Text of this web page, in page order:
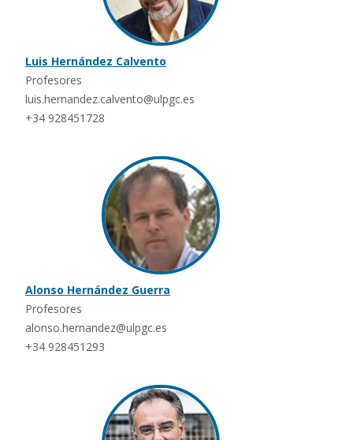
Luis Hernández Calvento
Profesores
luis.hernandez.calvento@ulpgc.es
+34 928451728
Alonso Hernández Guerra
Profesores
alonso.hernandez@ulpgc.es
+34 928451293